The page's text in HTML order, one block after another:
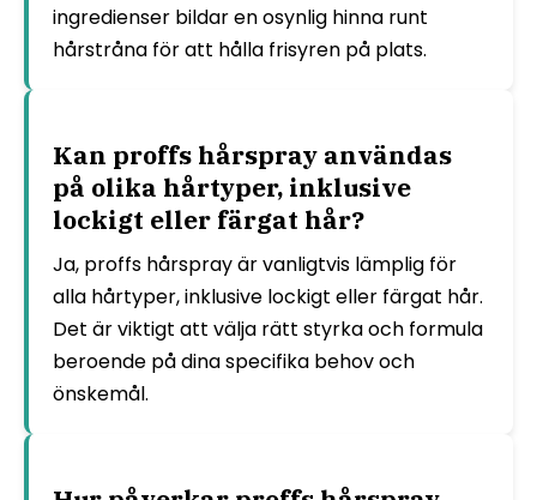
ingredienser bildar en osynlig hinna runt
hårstråna för att hålla frisyren på plats.
Kan proffs hårspray användas
på olika hårtyper, inklusive
lockigt eller färgat hår?
Ja, proffs hårspray är vanligtvis lämplig för
alla hårtyper, inklusive lockigt eller färgat hår.
Det är viktigt att välja rätt styrka och formula
beroende på dina specifika behov och
önskemål.